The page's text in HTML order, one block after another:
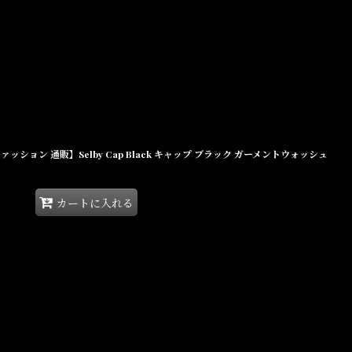
ッション 通販】Selby Cap Black キャップ ブラック ガーメントウォッシュ
カートに入れる